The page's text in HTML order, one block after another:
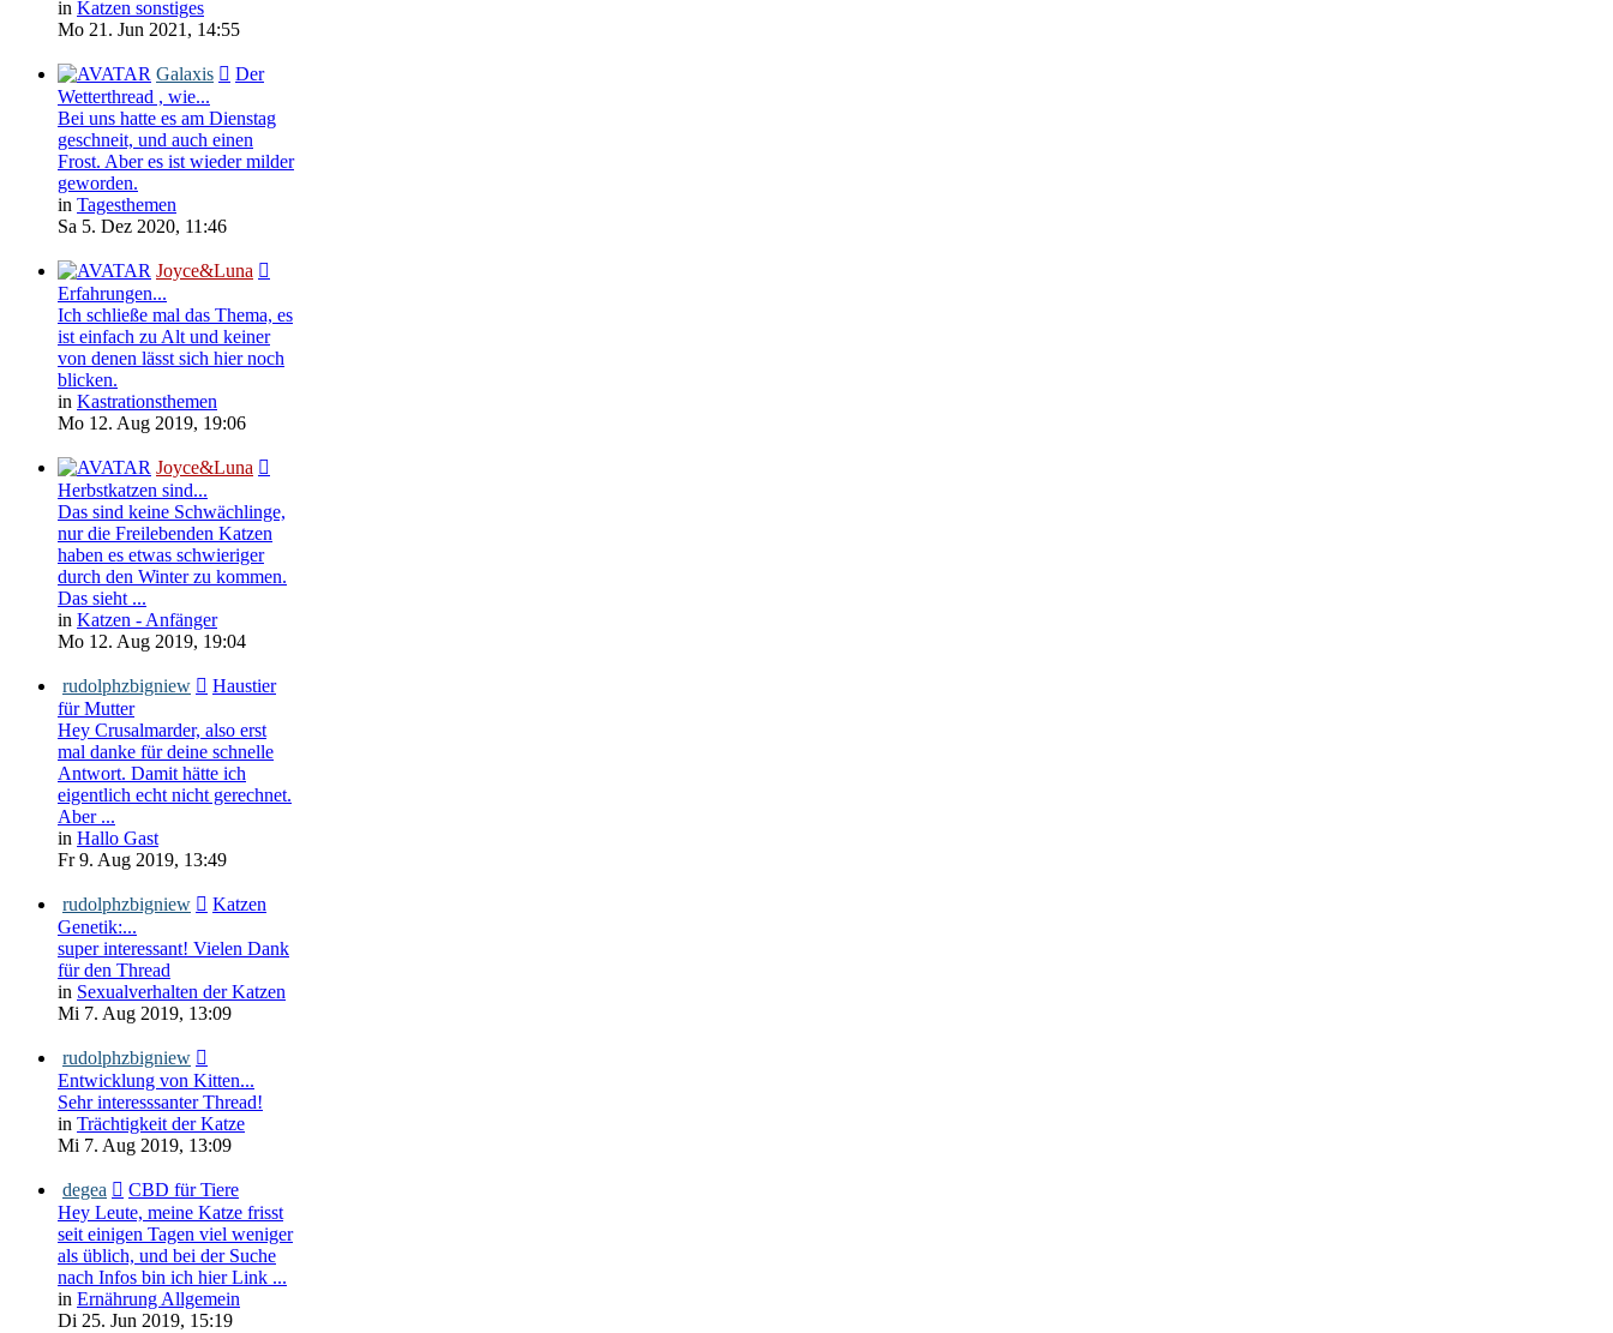
in Katzen sonstiges
Mo 21. Jun 2021, 14:55
Galaxis
Der
Wetterthread , wie...
Bei uns hatte es am Dienstag
geschneit, und auch einen
Frost. Aber es ist wieder milder
geworden.
in Tagesthemen
Sa 5. Dez 2020, 11:46
Joyce&Luna
Erfahrungen...
Ich schließe mal das Thema, es
ist einfach zu Alt und keiner
von denen lässt sich hier noch
blicken.
in Kastrationsthemen
Mo 12. Aug 2019, 19:06
Joyce&Luna
Herbstkatzen sind...
Das sind keine Schwächlinge,
nur die Freilebenden Katzen
haben es etwas schwieriger
durch den Winter zu kommen.
Das sieht ...
in Katzen - Anfänger
Mo 12. Aug 2019, 19:04
rudolphzbigniew
Haustier
für Mutter
Hey Crusalmarder, also erst
mal danke für deine schnelle
Antwort. Damit hätte ich
eigentlich echt nicht gerechnet.
Aber ...
in Hallo Gast
Fr 9. Aug 2019, 13:49
rudolphzbigniew
Katzen
Genetik:...
super interessant! Vielen Dank
für den Thread
in Sexualverhalten der Katzen
Mi 7. Aug 2019, 13:09
rudolphzbigniew
Entwicklung von Kitten...
Sehr interesssanter Thread!
in Trächtigkeit der Katze
Mi 7. Aug 2019, 13:09
degea
CBD für Tiere
Hey Leute, meine Katze frisst
seit einigen Tagen viel weniger
als üblich, und bei der Suche
nach Infos bin ich hier Link ...
in Ernährung Allgemein
Di 25. Jun 2019, 15:19